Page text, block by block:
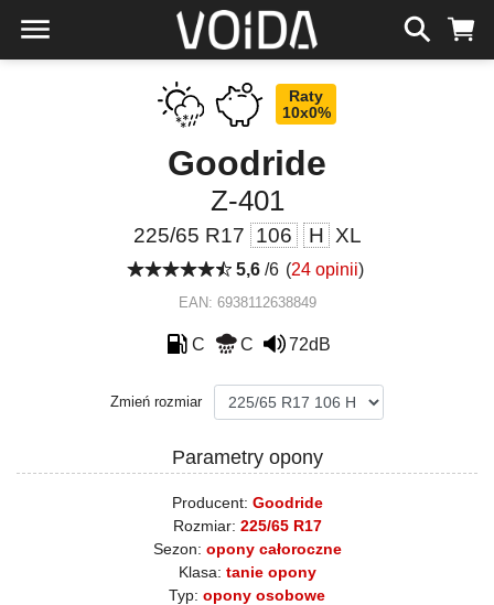
Raty
10x0%
Goodride
Z-401
225/65 R17 106 H XL
5,6/6 (24 opinii)
EAN: 6938112638849
C C 72dB
Zmień rozmiar
Parametry opony
Producent: Goodride
Rozmiar: 225/65 R17
Sezon: opony całoroczne
Klasa: tanie opony
Typ: opony osobowe